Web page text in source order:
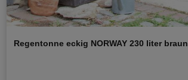
Regentonne eckig NORWAY 230 liter braun